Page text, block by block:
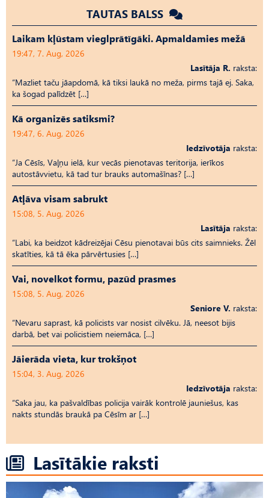
TAUTAS BALSS
Laikam kļūstam vieglprātīgāki. Apmaldamies mežā
19:47, 7. Aug, 2026
Lasītāja R. raksta:
“Mazliet taču jāapdomā, kā tiksi laukā no meža, pirms tajā ej. Saka,
ka šogad palīdzēt […]
Kā organizēs satiksmi?
19:47, 6. Aug, 2026
Iedzīvotāja raksta:
“Ja Cēsīs, Vaļņu ielā, kur vecās pienotavas teritorija, ierīkos
autostāvvietu, kā tad tur brauks automašīnas? […]
Atļāva visam sabrukt
15:08, 5. Aug, 2026
Lasītāja raksta:
“Labi, ka beidzot kādreizējai Cēsu pienotavai būs cits saimnieks. Žēl
skatīties, kā tā ēka pārvērtusies […]
Vai, novelkot formu, pazūd prasmes
15:08, 5. Aug, 2026
Seniore V. raksta:
“Nevaru saprast, kā policists var nosist cilvēku. Jā, neesot bijis
darbā, bet vai policistiem neiemāca, […]
Jāierāda vieta, kur trokšņot
15:04, 3. Aug, 2026
Iedzīvotāja raksta:
“Saka jau, ka pašvaldības policija vairāk kontrolē jauniešus, kas
nakts stundās braukā pa Cēsīm ar […]
Lasītākie raksti